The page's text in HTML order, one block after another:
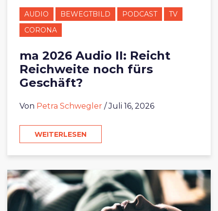
AUDIO BEWEGTBILD PODCAST
TV
CORONA
ma 2026 Audio II: Reicht
Reichweite noch fürs
Geschäft?
Von Petra Schwegler / Juli 16, 2026
WEITERLESEN